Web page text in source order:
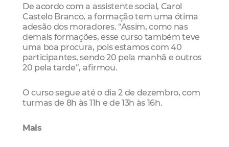
De acordo com a assistente social, Carol
Castelo Branco, a formação tem uma ótima
adesão dos moradores. “Assim, como nas
demais formações, esse curso também teve
uma boa procura, pois estamos com 40
participantes, sendo 20 pela manhã e outros
20 pela tarde”, afirmou.
O curso segue até o dia 2 de dezembro, com
turmas de 8h às 11h e de 13h às 16h.
Mais